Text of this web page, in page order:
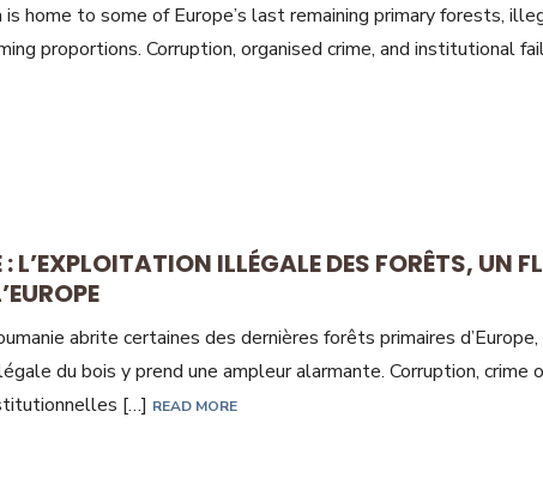
home to some of Europe’s last remaining primary forests,
proportions. Corruption, organised crime, and institutional
L’EXPLOITATION ILLÉGALE DES FORÊTS, UN
abrite certaines des dernières forêts primaires d’Europe,
du bois y prend une ampleur alarmante. Corruption, crime
[…] READ MORE